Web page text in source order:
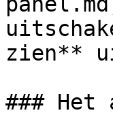
zien**
### Het